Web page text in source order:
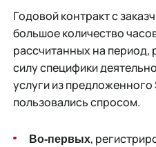
Годовой контракт с
большое количество
рассчитанных на период,
силу специфики
услуги из
пользовались спросом.
Во-первых,